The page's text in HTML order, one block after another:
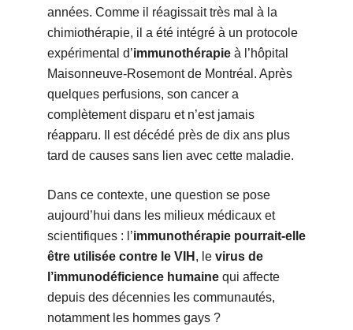
années. Comme il réagissait très mal à la
chimiothérapie, il a été intégré à un protocole
expérimental d’immunothérapieà l’hôpital
Maisonneuve-Rosemont de Montréal. Après
quelques perfusions, son cancer a
complètement disparu et n’est jamais
réapparu. Il est décédé près de dix ans plus
tard de causes sans lien avec cette maladie.
Dans ce contexte, une question se pose
aujourd’hui dans les milieux médicaux et
scientifiques : l’immunothérapie pourrait-elle
être utilisée contre le VIH , le virus de
l’immunodéficience humainequi affecte
depuis des décennies les communautés,
notamment les hommes gays ?